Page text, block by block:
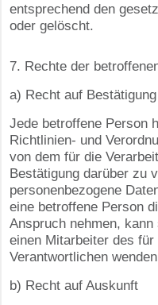
entsprechend den
oder gelöscht.
7. Rechte der
a) Recht auf Bestätigung
Jede betroffene Person
Richtlinien- und
von dem für die
Bestätigung darüber zu
personenbezogene
eine betroffene Person
Anspruch nehmen,
einen Mitarbeiter des für
Verantwortlichen
b) Recht auf Auskunft